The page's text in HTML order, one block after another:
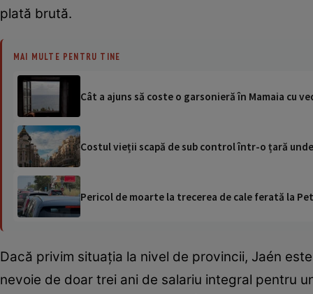
plată brută.
MAI MULTE PENTRU TINE
Cât a ajuns să coste o garsonieră în Mamaia cu
Costul vieții scapă de sub control într-o țară
Pericol de moarte la trecerea de cale ferată la
Dacă privim situația la nivel de provincii, Jaén
nevoie de doar trei ani de salariu integral pentru